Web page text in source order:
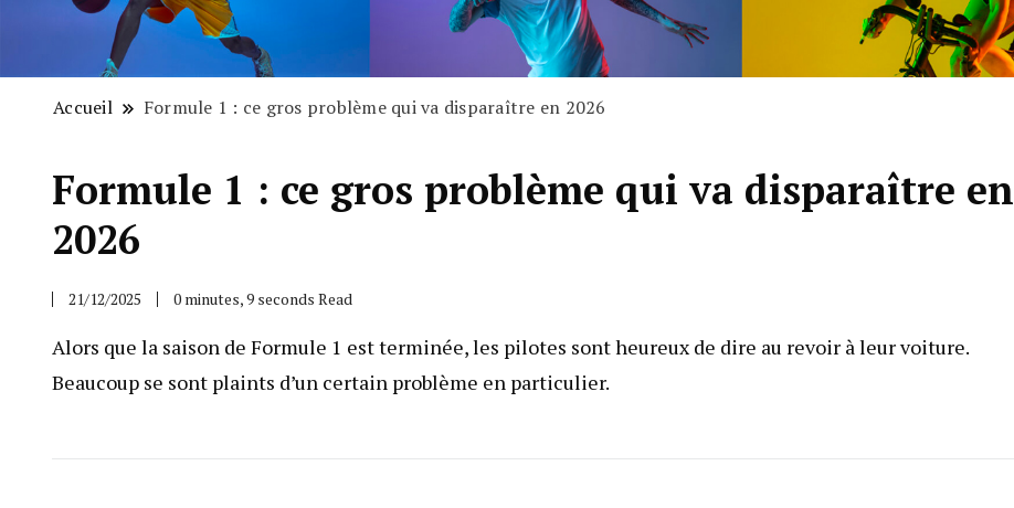
Accueil Formule 1 : ce gros problème qui va disparaître en 2026
Formule 1 : ce gros problème qui va disparaître en
2026
21/12/2025 0 minutes, 9 seconds Read
Alors que la saison de Formule 1 est terminée, les pilotes sont heureux de dire au revoir à leur voiture.
Beaucoup se sont plaints d’un certain problème en particulier.